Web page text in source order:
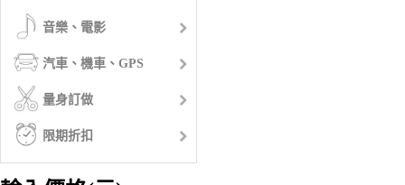
音樂、電影
汽車、機車、GPS
量身訂做
限期折扣